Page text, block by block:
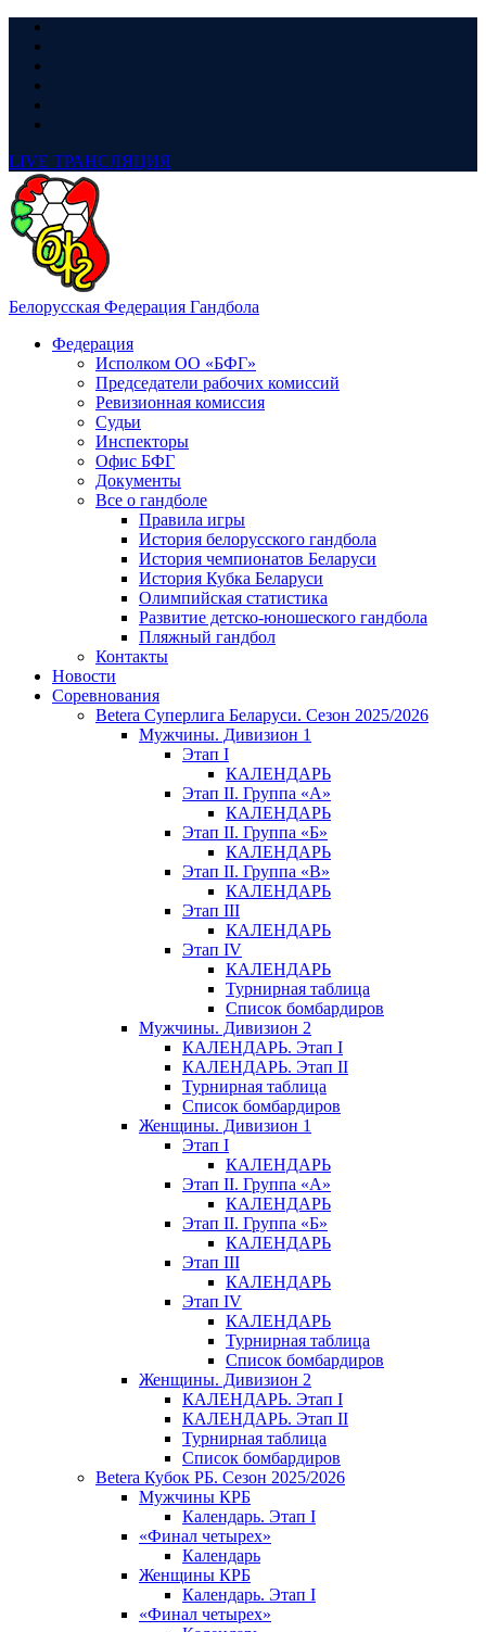
LIVE ТРАНСЛЯЦИЯ
Белорусская Федерация Гандбола
Федерация
Исполком ОО «БФГ»
Председатели рабочих комиссий
Ревизионная комиссия
Судьи
Инспекторы
Офис БФГ
Документы
Все о гандболе
Правила игры
История белорусского гандбола
История чемпионатов Беларуси
История Кубка Беларуси
Олимпийская статистика
Развитие детско-юношеского гандбола
Пляжный гандбол
Контакты
Новости
Соревнования
Betera Суперлига Беларуси. Сезон 2025/2026
Мужчины. Дивизион 1
Этап I
КАЛЕНДАРЬ
Этап II. Группа «А»
КАЛЕНДАРЬ
Этап II. Группа «Б»
КАЛЕНДАРЬ
Этап II. Группа «В»
КАЛЕНДАРЬ
Этап III
КАЛЕНДАРЬ
Этап IV
КАЛЕНДАРЬ
Турнирная таблица
Список бомбардиров
Мужчины. Дивизион 2
КАЛЕНДАРЬ. Этап I
КАЛЕНДАРЬ. Этап II
Турнирная таблица
Список бомбардиров
Женщины. Дивизион 1
Этап I
КАЛЕНДАРЬ
Этап II. Группа «А»
КАЛЕНДАРЬ
Этап II. Группа «Б»
КАЛЕНДАРЬ
Этап III
КАЛЕНДАРЬ
Этап IV
КАЛЕНДАРЬ
Турнирная таблица
Список бомбардиров
Женщины. Дивизион 2
КАЛЕНДАРЬ. Этап I
КАЛЕНДАРЬ. Этап II
Турнирная таблица
Список бомбардиров
Betera Кубок РБ. Сезон 2025/2026
Мужчины КРБ
Календарь. Этап I
«Финал четырех»
Календарь
Женщины КРБ
Календарь. Этап I
«Финал четырех»